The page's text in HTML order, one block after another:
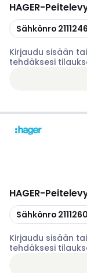
HAGER-
Kopioi
Sähkönro 2111246
Kirjaudu sisään
tehdäksesi
HAGER-
Kopioi
Sähkönro 2111260
Kirjaudu sisään
tehdäksesi